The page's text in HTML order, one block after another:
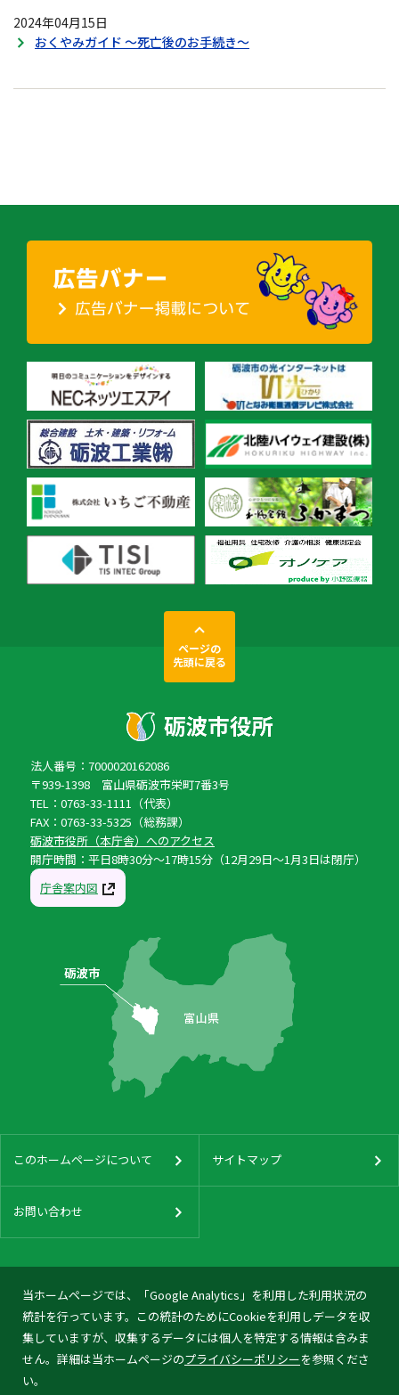
2024年04月15日
おくやみガイド ～死亡後のお手続き～
当ホームページでは、「Google Analytics」を利用した利用状況の
統計を行っています。この統計のためにCookieを利用しデータを収
集していますが、収集するデータには個人を特定する情報は含みま
せん。詳細は当ホームページのプライバシーポリシーを参照くださ
い。
ページの
先頭に戻る
法人番号：7000020162086
〒939-1398 富山県砺波市栄町7番3号
TEL：0763-33-1111（代表）
FAX：0763-33-5325（総務課）
砺波市役所（本庁舎）へのアクセス
開庁時間：平日8時30分〜17時15分（12月29日〜1月3日は閉庁）
庁舎案内図
このホームページについて サイトマップ
お問い合わせ